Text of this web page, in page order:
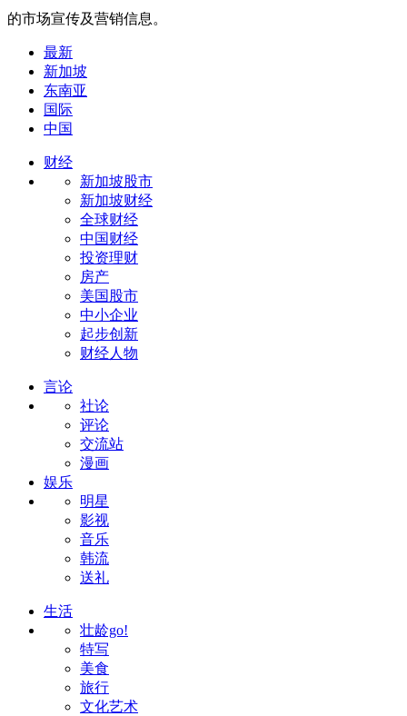
的市场宣传及营销信息。
最新
新加坡
东南亚
国际
中国
财经
新加坡股市
新加坡财经
全球财经
中国财经
投资理财
房产
美国股市
中小企业
起步创新
财经人物
言论
社论
评论
交流站
漫画
娱乐
明星
影视
音乐
韩流
送礼
生活
壮龄go!
特写
美食
旅行
文化艺术